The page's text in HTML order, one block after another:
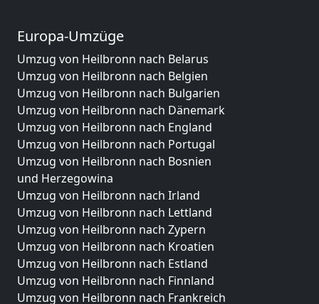
Europa-Umzüge
Umzug von Heilbronn nach Belarus
Umzug von Heilbronn nach Belgien
Umzug von Heilbronn nach Bulgarien
Umzug von Heilbronn nach Dänemark
Umzug von Heilbronn nach England
Umzug von Heilbronn nach Portugal
Umzug von Heilbronn nach Bosnien
und Herzegowina
Umzug von Heilbronn nach Irland
Umzug von Heilbronn nach Lettland
Umzug von Heilbronn nach Zypern
Umzug von Heilbronn nach Kroatien
Umzug von Heilbronn nach Estland
Umzug von Heilbronn nach Finnland
Umzug von Heilbronn nach Frankreich